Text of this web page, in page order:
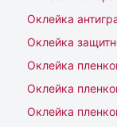
Оклейка
Оклейка
Оклейка
Оклейка
Оклейка